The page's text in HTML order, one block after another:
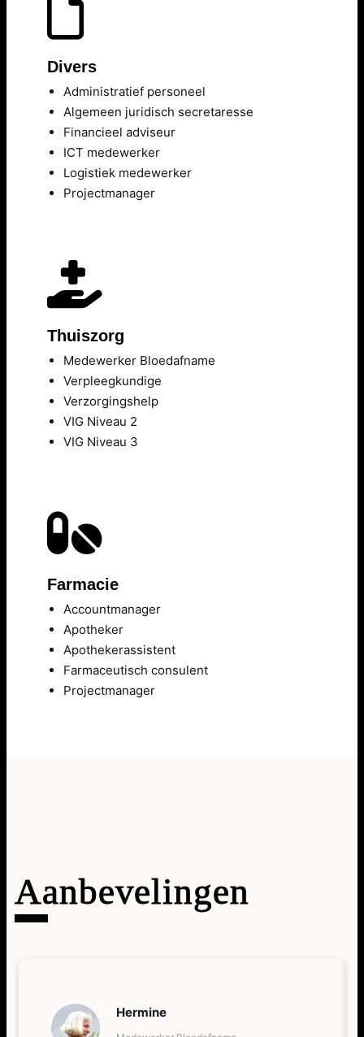
Divers
Administratief personeel
Algemeen juridisch secretaresse
Financieel adviseur
ICT medewerker
Logistiek medewerker
Projectmanager
Thuiszorg
Medewerker Bloedafname
Verpleegkundige
Verzorgingshelp
VIG Niveau 2
VIG Niveau 3
Farmacie
Accountmanager
Apotheker
Apothekerassistent
Farmaceutisch consulent
Projectmanager
Aanbevelingen
Hermine